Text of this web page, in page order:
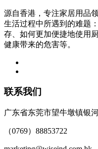
源自香港，专注家居用品
生活过程中所遇到的难题
存、如何更加便捷地使用
健康带来的危害等。
联系我们
广东省东莞市望牛墩镇银
（0769）88853722